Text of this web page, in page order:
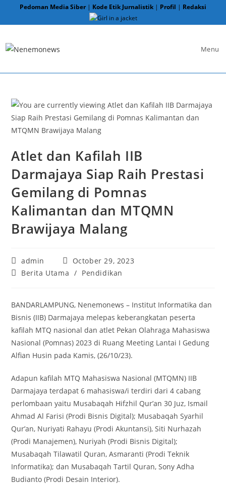
Pedoman Media Siber| Kode Etik Jurnalistik | Profil | Redaksi
Menu
Atlet dan Kafilah IIB
Darmajaya Siap Raih Prestasi
Gemilang di Pomnas
Kalimantan dan MTQMN
Brawijaya Malang
Post
author:
admin
Post
published:
October 29, 2023
PostBerita Utama / Pendidikan
BANDARLAMPUNG, Nenemonews – Institut Informatika dan
Bisnis (IIB) Darmajaya melepas keberangkatan peserta
kafilah MTQ nasional dan atlet Pekan Olahraga Mahasiswa
Nasional (Pomnas) 2023 di Ruang Meeting Lantai I Gedung
Alfian Husin pada Kamis, (26/10/23).
Adapun kafilah MTQ Mahasiswa Nasional (MTQMN) IIB
Darmajaya terdapat 6 mahasiswa/i terdiri dari 4 cabang
perlombaan yaitu Musabaqah Hifzhil Qur’an 30 Juz, Ismail
Ahmad Al Farisi (Prodi Bisnis Digital); Musabaqah Syarhil
Qur’an, Nuriyati Rahayu (Prodi Akuntansi), Siti Nurhazah
(Prodi Manajemen), Nuriyah (Prodi Bisnis Digital);
Musabaqah Tilawatil Quran, Asmaranti (Prodi Teknik
Informatika); dan Musabaqah Tartil Quran, Sony Adha
Budianto (Prodi Desain Interior).